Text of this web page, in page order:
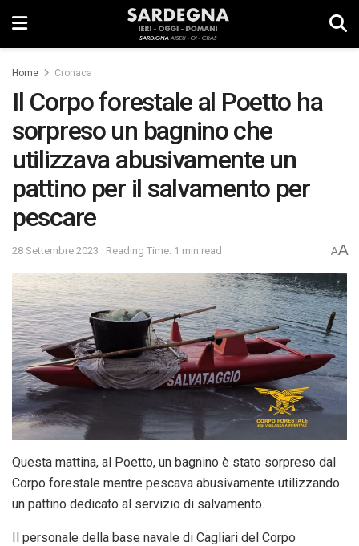
Home Cronaca
Il Corpo forestale al Poetto ha
sorpreso un bagnino che
utilizzava abusivamente un
pattino per il salvamento per
pescare
28 Settembre 2023 Reading Time: 1 min read AA
Questa mattina, al Poetto, un bagnino è stato sorpreso dal
Corpo forestale mentre pescava abusivamente utilizzando
un pattino dedicato al servizio di salvamento.
Il personale della base navale di Cagliari del Corpo